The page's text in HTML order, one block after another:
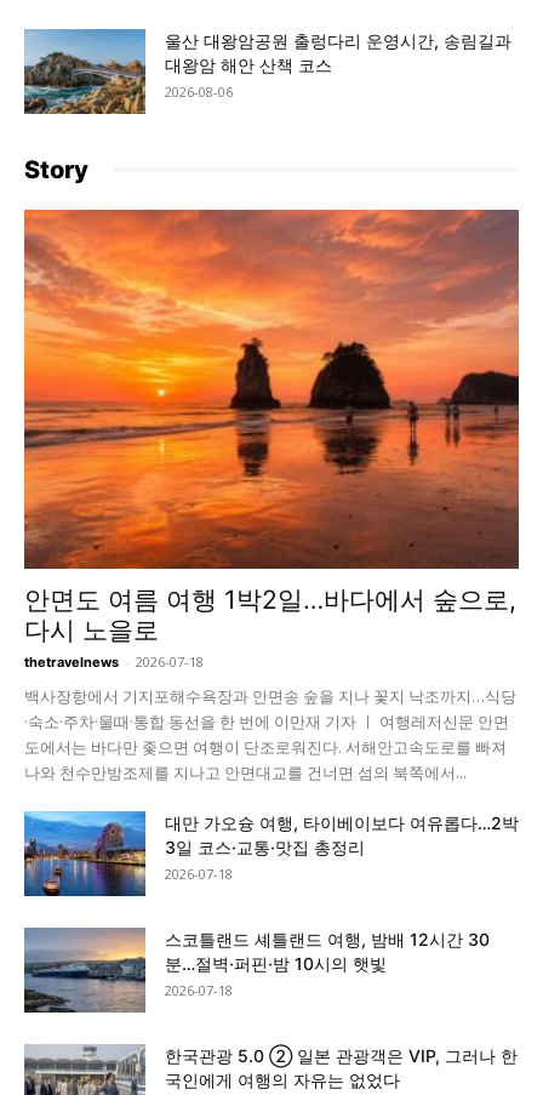
울산 대왕암공원 출렁다리 운영시간, 송림길과
대왕암 해안 산책 코스
2026-08-06
Story
안면도 여름 여행 1박2일…바다에서 숲으로,
다시 노을로
thetravelnews - 2026-07-18
백사장항에서 기지포해수욕장과 안면송 숲을 지나 꽃지 낙조까지…식당
·숙소·주차·물때·통합 동선을 한 번에 이만재 기자 ㅣ 여행레저신문 안면
도에서는 바다만 좇으면 여행이 단조로워진다. 서해안고속도로를 빠져
나와 천수만방조제를 지나고 안면대교를 건너면 섬의 북쪽에서...
대만 가오슝 여행, 타이베이보다 여유롭다…2박
3일 코스·교통·맛집 총정리
2026-07-18
스코틀랜드 셰틀랜드 여행, 밤배 12시간 30
분…절벽·퍼핀·밤 10시의 햇빛
2026-07-18
한국관광 5.0 ② 일본 관광객은 VIP, 그러나 한
국인에게 여행의 자유는 없었다